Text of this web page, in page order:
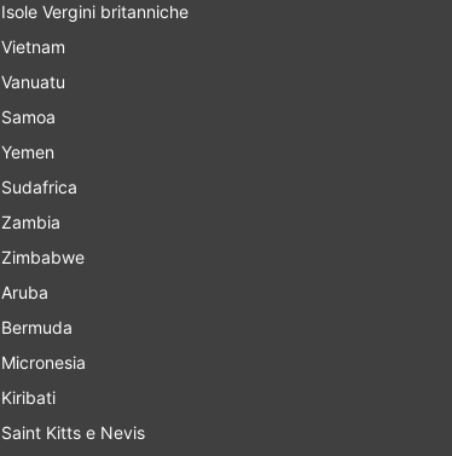
Isole Vergini britanniche
Vietnam
Vanuatu
Samoa
Yemen
Sudafrica
Zambia
Zimbabwe
Aruba
Bermuda
Micronesia
Kiribati
Saint Kitts e Nevis